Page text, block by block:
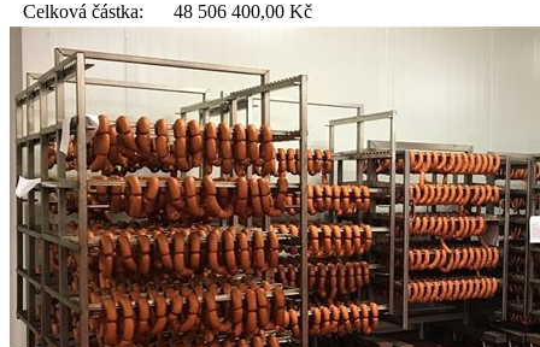
Celková částka: 48 506 400,00 Kč